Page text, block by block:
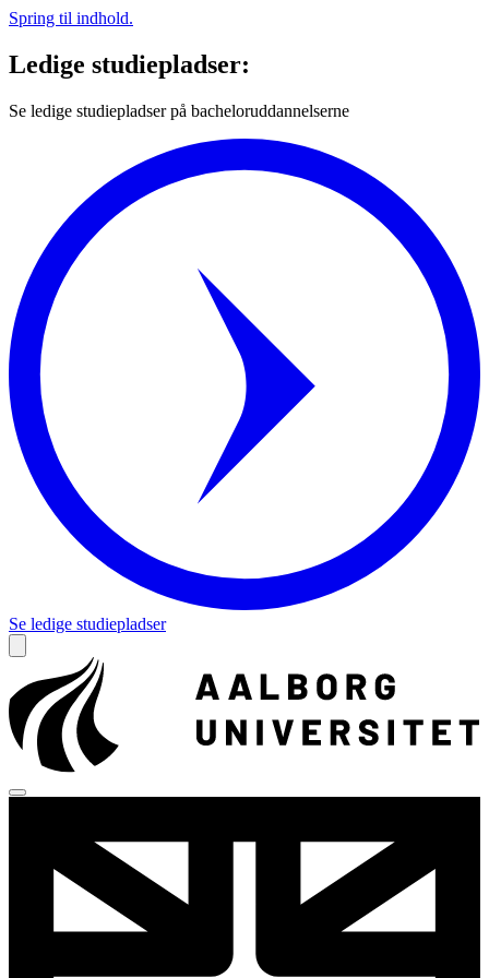
Spring til indhold.
Ledige studiepladser:
Se ledige studiepladser på bacheloruddannelserne
Se ledige studiepladser